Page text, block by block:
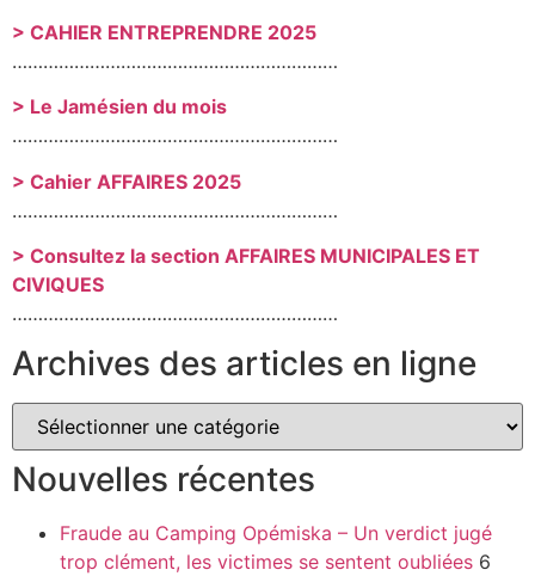
> CAHIER ENTREPRENDRE 2025
………………………………………………………
> Le Jamésien du mois
………………………………………………………
> Cahier AFFAIRES 2025
………………………………………………………
> Consultez la section AFFAIRES MUNICIPALES ET
CIVIQUES
………………………………………………………
Archives des articles en ligne
Nouvelles récentes
Fraude au Camping Opémiska – Un verdict jugé
trop clément, les victimes se sentent oubliées 6